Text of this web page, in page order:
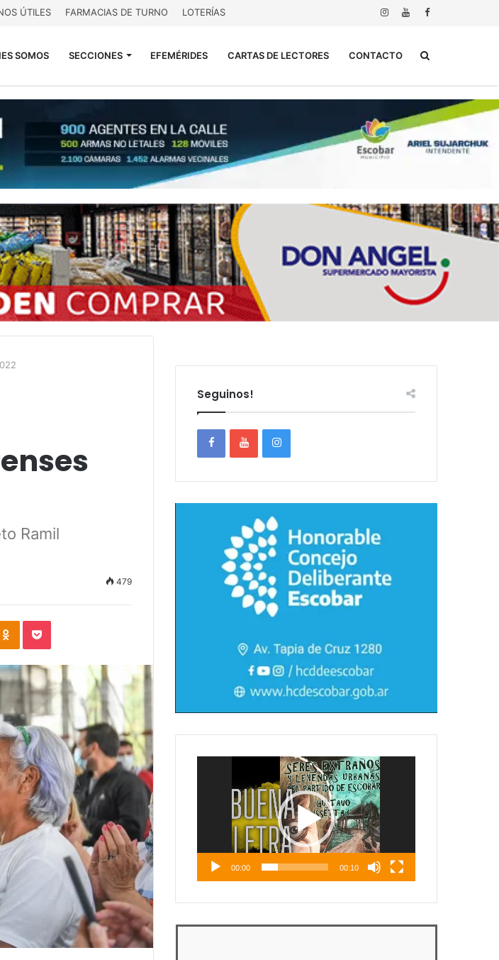
ÚTILES FARMACIAS DE TURNO LOTERÍAS
SOMOS SECCIONES EFEMÉRIDES CARTAS DE LECTORES CONTACTO
Ramil
479
Odnoklassniki
Pocket
Seguinos!
00:00 00:10